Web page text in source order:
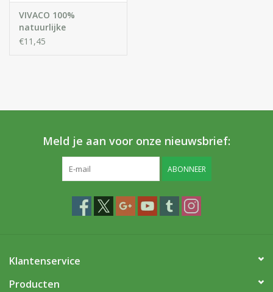
VIVACO 100%
natuurlijke
Teunisbloemolie -
€11,45
Meld je aan voor onze nieuwsbrief:
ABONNEER
Klantenservice
Producten